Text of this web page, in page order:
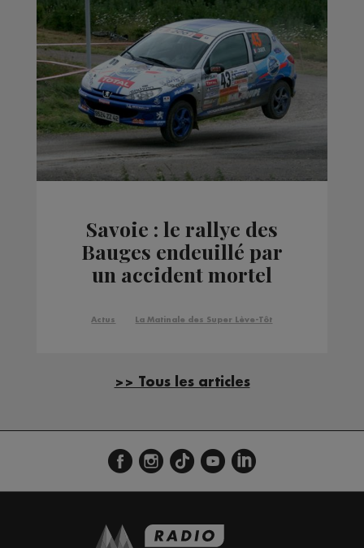
Savoie : le rallye des
Bauges endeuillé par
un accident mortel
Actus La Matinale des Super Lève-Tôt
>> Tous les articles